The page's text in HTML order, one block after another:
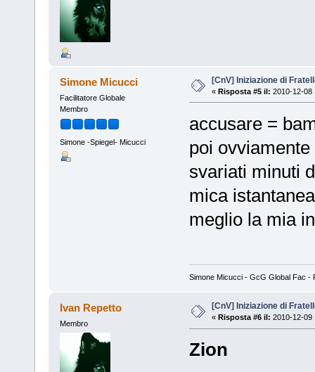
Simone Micucci
Facilitatore Globale
Membro
Simone -Spiegel- Micucci
[CnV] Iniziazione di
« Risposta #5 il: 2010-12-08
accusare =
poi
svariati minuti
mica
meglio la mia
Simone Micucci - GcG Global Fac -
Ivan Repetto
Membro
[CnV] Iniziazione di
« Risposta #6 il: 2010-12-09
Zion